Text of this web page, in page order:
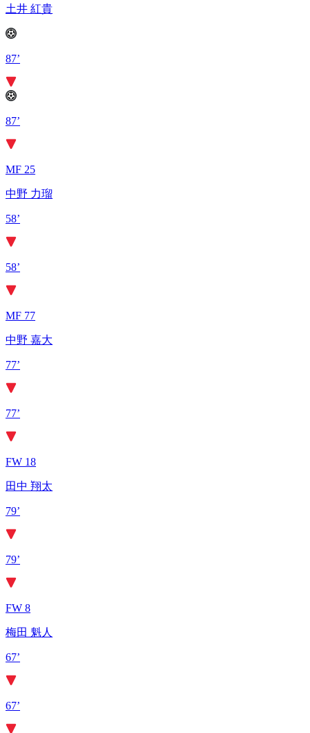
土井 紅貴
87’
87’
MF 25
中野 力瑠
58’
58’
MF 77
中野 嘉大
77’
77’
FW 18
田中 翔太
79’
79’
FW 8
梅田 魁人
67’
67’